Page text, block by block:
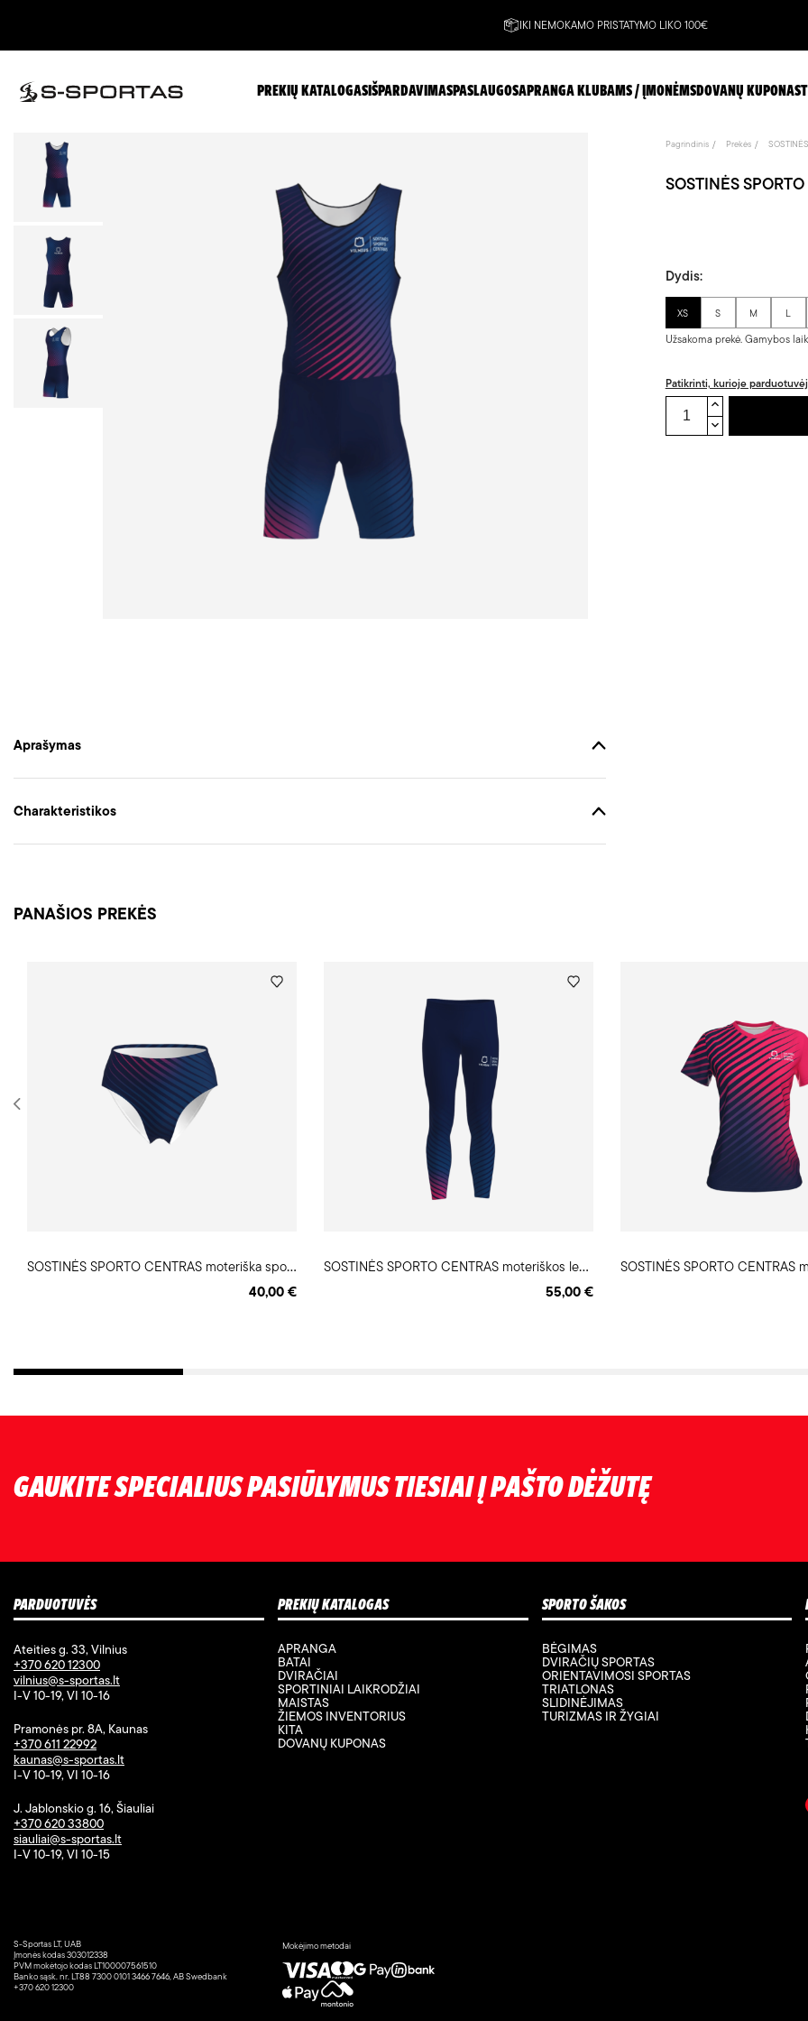
IKI NEMOKAMO PRISTATYMO LIKO 100€
PREKIŲ KATALOGASIŠPARDAVIMASPASLAUGOSAPRANGA KLUBAMS / ĮMONĖMSDOVANŲ KUPONAS
Aprašymas
Charakteristikos
Pagrindinis Prekės
SOSTINĖS
Dydis:
XS S M L
Užsakoma prekė. Gamybos
Patikrinti, kurioje
PANAŠIOS PREKĖS
S
OSTINĖS SPORTO CENTRAS moteriška sportinio kostiumo dalis brief
40,00 €
S
OSTINĖS SPORTO CENTRAS moteriškos lengvosios atletikos timpos
55,00 €
GAUKITE SPECIALIUS PASIŪLYMUS TIESIAI Į PAŠTO DĖŽUTĘ
PARDUOTUVĖS
Ateities g. 33, Vilnius
+370 620 12300
vilnius@s-sportas.lt
I-V 10-19, VI 10-16
Pramonės pr. 8A, Kaunas
+370 611 22992
kaunas@s-sportas.lt
I-V 10-19, VI 10-16
J. Jablonskio g. 16, Šiauliai
+370 620 33800
siauliai@s-sportas.lt
I-V 10-19, VI 10-15
PREKIŲ KATALOGAS
APRANGA
BATAI
DVIRAČIAI
SPORTINIAI LAIKRODŽIAI
MAISTAS
ŽIEMOS INVENTORIUS
KITA
DOVANŲ KUPONAS
SPORTO ŠAKOS
BĖGIMAS
DVIRAČIŲ SPORTAS
ORIENTAVIMOSI SPORTAS
TRIATLONAS
SLIDINĖJIMAS
TURIZMAS IR ŽYGIAI
S-Sportas LT, UAB
Įmonės kodas 303012338
PVM mokėtojo kodas LT100007561510
Banko sąsk. nr. LT88 7300 0101 3466 7646, AB Swedbank
+370 620 12300
Mokėjimo metodai